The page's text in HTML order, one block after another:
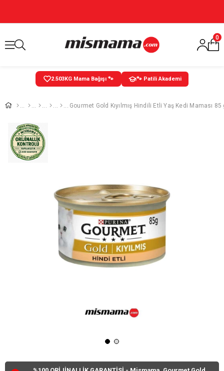
0
2.503KG Mama Bağışı 🐾 🐾 Patili Akademi
Gourmet Gold Kıyılmış Hindili Etli Yaş Kedi Maması